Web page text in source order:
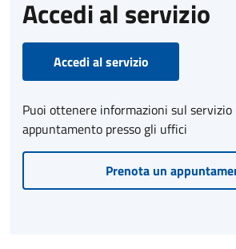
Accedi al servizio
Accedi al servizio
Puoi ottenere informazioni sul
appuntamento presso gli uffici
Prenota un